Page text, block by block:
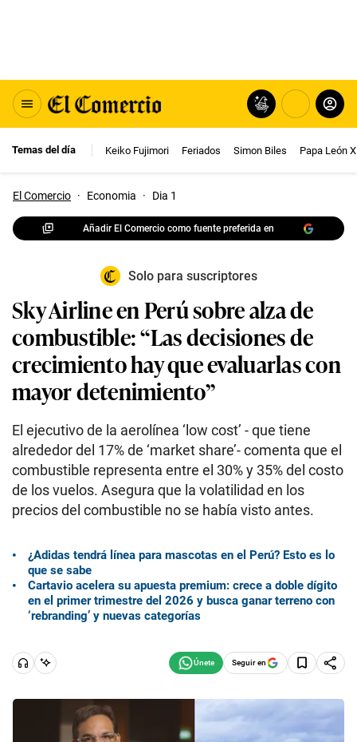
Temas del día Keiko Fujimori Feriados Simon Biles Papa León
El Comercio · Economia · Dia 1
Añadir El Comercio como fuente preferida en
Solo para suscriptores
Sky Airline en Perú sobre alza de
combustible: “Las decisiones de
crecimiento hay que evaluarlas con
mayor detenimiento”
El ejecutivo de la aerolínea ‘low cost’ - que tiene
alrededor del 17% de ‘market share’- comenta que el
combustible representa entre el 30% y 35% del costo
de los vuelos. Asegura que la volatilidad en los
precios del combustible no se había visto antes.
¿Adidas tendrá línea para mascotas en el Perú? Esto es lo
que se sabe
Cartavio acelera su apuesta premium: crece a doble dígito
en el primer trimestre del 2026 y busca ganar terreno con
‘rebranding’ y nuevas categorías
Seguir en